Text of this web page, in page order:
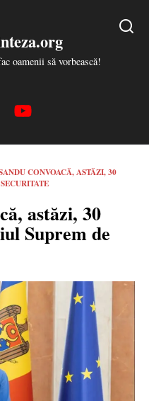
oamenii să vorbească!
CONVOACĂ, ASTĂZI, 30
astăzi, 30
Suprem de